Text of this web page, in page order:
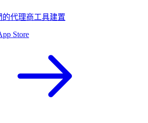
的代理商工具建置
Store